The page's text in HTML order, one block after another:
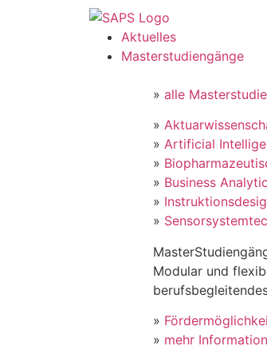
Aktuelles
Masterstudiengänge
» alle
»
» Artificial
»
» Business
»
»
Modular und
»
» mehr